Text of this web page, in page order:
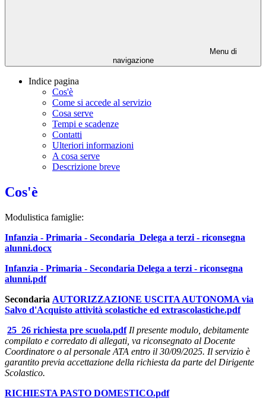
Menu di
navigazione
Indice pagina
Cos'è
Come si accede al servizio
Cosa serve
Tempi e scadenze
Contatti
Ulteriori informazioni
A cosa serve
Descrizione breve
Cos'è
Modulistica famiglie:
Infanzia - Primaria - Secondaria_Delega a terzi - riconsegna
alunni.docx
Infanzia - Primaria - Secondaria Delega a terzi - riconsegna
alunni.pdf
Secondaria AUTORIZZAZIONE USCITA AUTONOMA via
Salvo d'Acquisto attività scolastiche ed extrascolastiche.pdf
25_26 richiesta pre scuola.pdf Il presente modulo, debitamente
compilato e corredato di allegati, va riconsegnato al Docente
Coordinatore o al personale ATA entro il 30/09/2025. Il servizio è
garantito previa accettazione della richiesta da parte del Dirigente
Scolastico.
RICHIESTA PASTO DOMESTICO.pdf